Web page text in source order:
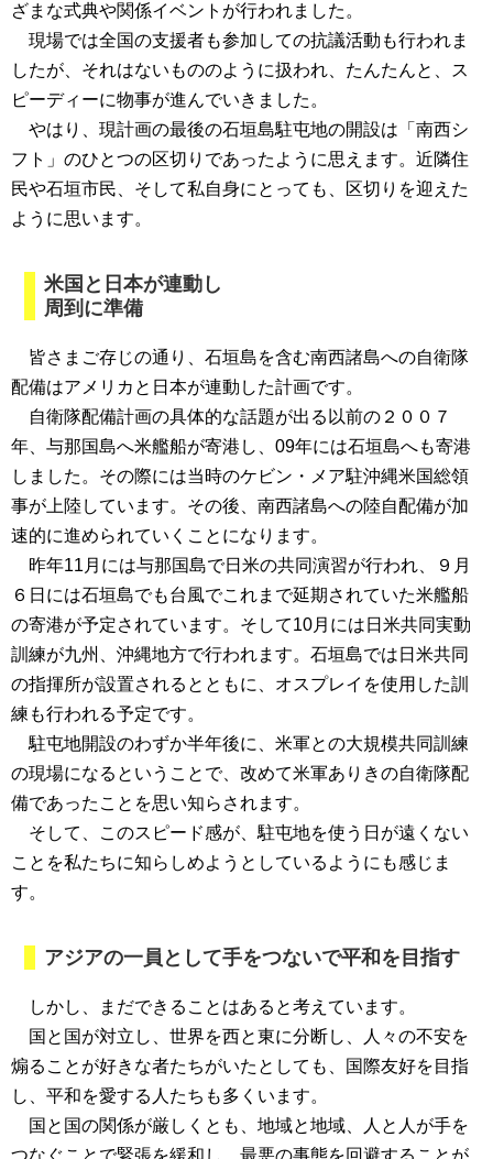
ざまな式典や関係イベントが行われました。
現場では全国の支援者も参加しての抗議活動も行われま
したが、それはないもののように扱われ、たんたんと、ス
ピーディーに物事が進んでいきました。
やはり、現計画の最後の石垣島駐屯地の開設は「南西シ
フト」のひとつの区切りであったように思えます。近隣住
民や石垣市民、そして私自身にとっても、区切りを迎えた
ように思います。
米国と日本が連動し
周到に準備
皆さまご存じの通り、石垣島を含む南西諸島への自衛隊
配備はアメリカと日本が連動した計画です。
自衛隊配備計画の具体的な話題が出る以前の２００７
年、与那国島へ米艦船が寄港し、09年には石垣島へも寄港
しました。その際には当時のケビン・メア駐沖縄米国総領
事が上陸しています。その後、南西諸島への陸自配備が加
速的に進められていくことになります。
昨年11月には与那国島で日米の共同演習が行われ、９月
６日には石垣島でも台風でこれまで延期されていた米艦船
の寄港が予定されています。そして10月には日米共同実動
訓練が九州、沖縄地方で行われます。石垣島では日米共同
の指揮所が設置されるとともに、オスプレイを使用した訓
練も行われる予定です。
駐屯地開設のわずか半年後に、米軍との大規模共同訓練
の現場になるということで、改めて米軍ありきの自衛隊配
備であったことを思い知らされます。
そして、このスピード感が、駐屯地を使う日が遠くない
ことを私たちに知らしめようとしているようにも感じま
す。
アジアの一員として手をつないで平和を目指す
しかし、まだできることはあると考えています。
国と国が対立し、世界を西と東に分断し、人々の不安を
煽ることが好きな者たちがいたとしても、国際友好を目指
し、平和を愛する人たちも多くいます。
国と国の関係が厳しくとも、地域と地域、人と人が手を
つなぐことで緊張を緩和し、最悪の事態を回避することが